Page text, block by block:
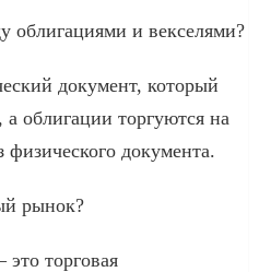
облигациями и векселями?
документ, который
облигации торгуются на
документа.
рынок?
торговая